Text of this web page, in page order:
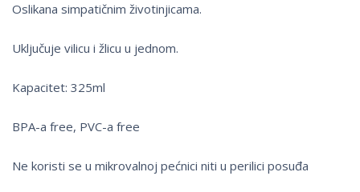
Oslikana simpatičnim životinjicama.
Uključuje vilicu i žlicu u jednom.
Kapacitet: 325ml
BPA-a free, PVC-a free
Ne koristi se u mikrovalnoj pećnici niti u perilici posuđa